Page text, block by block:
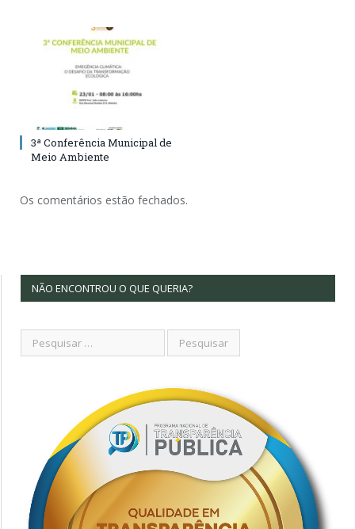
3ª Conferência Municipal de
Meio Ambiente
Os comentários estão fechados.
NÃO ENCONTROU O QUE QUERIA?